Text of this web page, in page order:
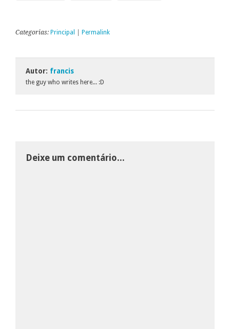
Categorias: Principal Permalink
Autor: francis
the guy who writes here... :D
Deixe um comentário...